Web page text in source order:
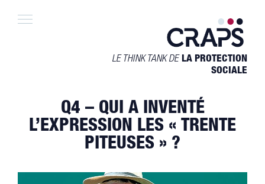
LE THINK TANK DE LA PROTECTION
SOCIALE
Q4 – QUI A INVENTÉ
L’EXPRESSION LES « TRENTE
PITEUSES » ?